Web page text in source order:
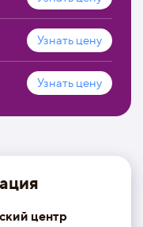
Узнать цену
Узнать цену
центр